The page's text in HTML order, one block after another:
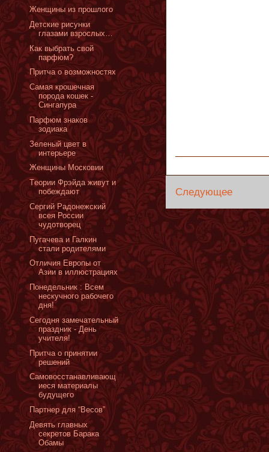
Следующее
Женщины из прошлого
Детские рисунки
глазами взрослых…
Как выбрать свой
парфюм?
Притча о возможностях
Самая крошечная
порода кошек -
Сингапура
Парфюм знаков
зодиака
Зеленый цвет в
интерьере
Женщины Московии
Tеории Фрэйда живут и
побеждают
Сергий Радонежский
всея России
чудотворец
Пугачева и Галкин
стали родителями
Отличия Европы от
Азии в иллюстрациях
Понедельник : Всем
нескучного рабочего
дня!
Сегодня замечательный
праздник - День
учителя!
Притча о принятии
решений
Самовосстанавливающ
иеся материалы
будущего
Партнер для “Весов”
Девять главных
секретов Барака
Обамы